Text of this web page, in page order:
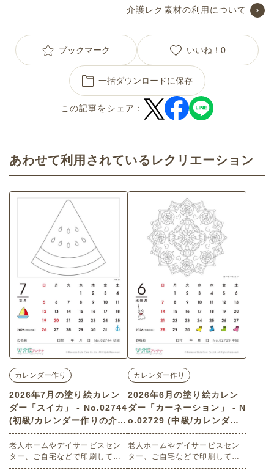
介護レク素材の利用について
ブックマーク いいね！ 0
一括ダウンロードに保存
この記事をシェア：
あわせて利用されているレクリエーション
カレンダー作り
2026年7月の塗り絵カレン
ダー「スイカ」 - No.02744
(初級/カレンダー作りの介護
レク素材)
老人ホームやデイサービスセン
ター、ご自宅などで印刷してお
使いいただける無料の高齢者向
カレンダー作り
2026年6月の塗り絵カレン
ダー「カーネーション」 - N
o.02729 (中級/カレンダー
作りの介護レク素材)
老人ホームやデイサービスセン
ター、ご自宅などで印刷してお
使いいただける無料の高齢者向